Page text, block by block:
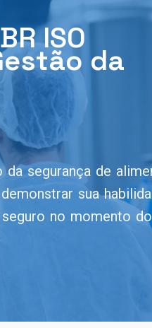
ISO
da
segurança de
sua
no momento